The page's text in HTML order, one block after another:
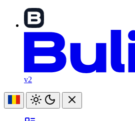
v2